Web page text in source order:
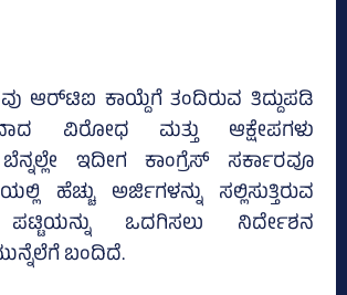
ಆರ್‌ಟಿಐ ಕಾಯ್ದೆಗೆ ತಂದಿರುವ ತಿದ್ದುಪಡಿ
ವಿರೋಧ ಮತ್ತು ಆಕ್ಷೇಪಗಳು
ಬೆನ್ನಲ್ಲೇ ಇದೀಗ ಕಾಂಗ್ರೆಸ್‌ ಸರ್ಕಾರವೂ
ಹೆಚ್ಚು ಅರ್ಜಿಗಳನ್ನು ಸಲ್ಲಿಸುತ್ತಿರುವ
ಒದಗಿಸಲು ನಿರ್ದೇಶನ
ಬಂದಿದೆ.